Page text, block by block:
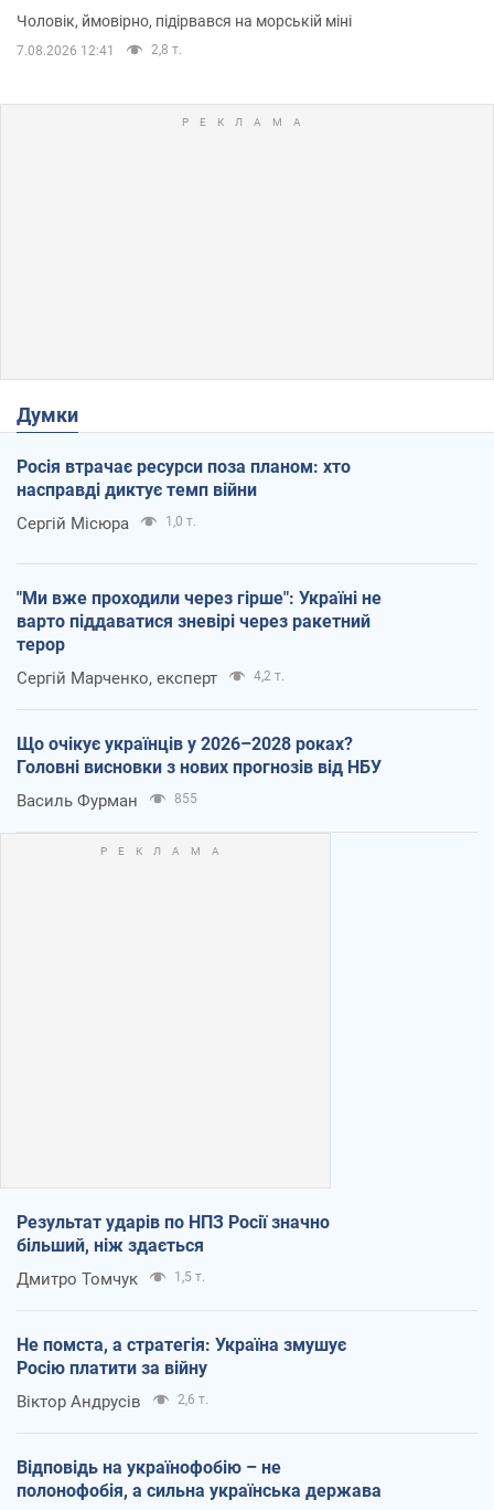
Чоловік, ймовірно, підірвався на морській міні
7.08.2026 12:41 2,8 т.
Думки
Росія втрачає ресурси поза планом: хто
насправді диктує темп війни
Сергій Місюра 1,0 т.
"Ми вже проходили через гірше": Україні не
варто піддаватися зневірі через ракетний
терор
Сергій Марченко, експерт 4,2 т.
Що очікує українців у 2026–2028 роках?
Головні висновки з нових прогнозів від НБУ
Василь Фурман 855
Результат ударів по НПЗ Росії значно
більший, ніж здається
Дмитро Томчук 1,5 т.
Не помста, а стратегія: Україна змушує
Росію платити за війну
Віктор Андрусів 2,6 т.
Відповідь на українофобію – не
полонофобія, а сильна українська держава